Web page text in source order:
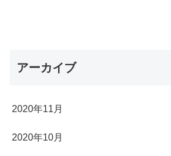
アーカイブ
2020年11月
2020年10月